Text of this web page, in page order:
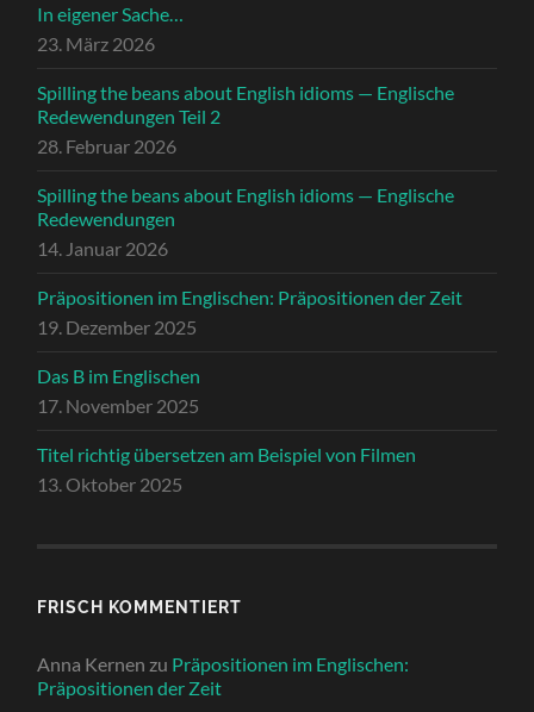
In eigener Sache…
23. März 2026
Spilling the beans about English idioms — Englische
Redewendungen Teil 2
28. Februar 2026
Spilling the beans about English idioms — Englische
Redewendungen
14. Januar 2026
Präpositionen im Englischen: Präpositionen der Zeit
19. Dezember 2025
Das B im Englischen
17. November 2025
Titel richtig übersetzen am Beispiel von Filmen
13. Oktober 2025
FRISCH KOMMENTIERT
Anna Kernen zu Präpositionen im Englischen:
Präpositionen der Zeit